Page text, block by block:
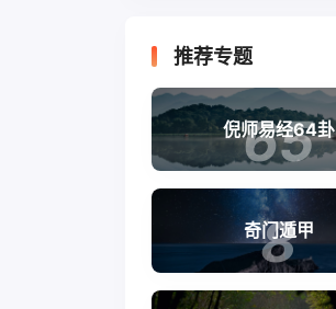
推荐专题
65
倪师易经64卦
8
奇门遁甲